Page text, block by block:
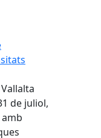
de juliol,